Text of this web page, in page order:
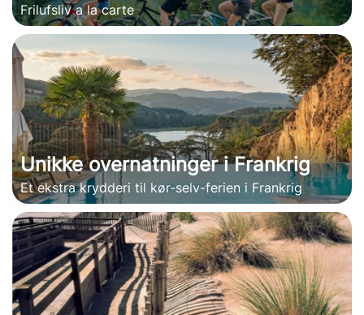
Frilufsliv a la carte
Unikke overnatninger i Frankrig
Et ekstra krydderi til kør-selv-ferien i Frankrig